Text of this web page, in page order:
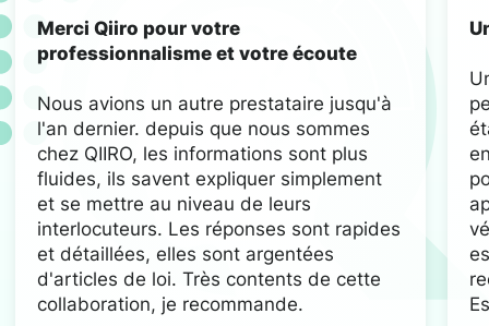
Merci Qiiro pour votre
professionnalisme et votre écoute
Nous avions un autre prestataire jusqu'à
l'an dernier. depuis que nous sommes
chez QIIRO, les informations sont plus
fluides, ils savent expliquer simplement
et se mettre au niveau de leurs
interlocuteurs. Les réponses sont rapides
et détaillées, elles sont argentées
d'articles de loi. Très contents de cette
collaboration, je recommande.